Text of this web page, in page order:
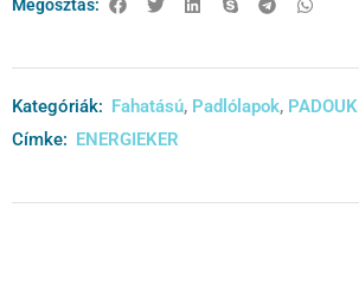
Megosztás:
Kategóriák: Fahatású, Padlólapok, PADOUK
Címke: ENERGIEKER